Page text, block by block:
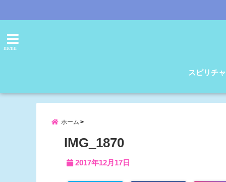
menu
スピリチ
ホーム
IMG_1870
2017年12月17日